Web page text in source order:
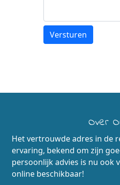
Over
Het vertrouwde adres in de
ervaring, bekend om zijn
persoonlijk advies is nu ook
online beschikbaar!